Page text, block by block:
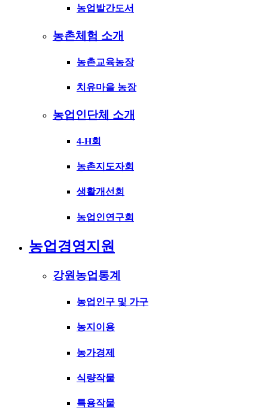
농업발간도서
농촌체험 소개
농촌교육농장
치유마을 농장
농업인단체 소개
4-H회
농촌지도자회
생활개선회
농업인연구회
농업경영지원
강원농업통계
농업인구 및 가구
농지이용
농가경제
식량작물
특용작물